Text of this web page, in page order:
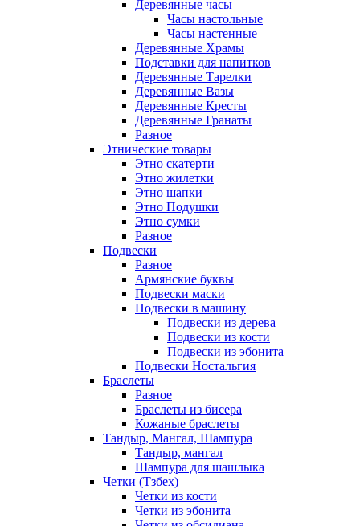
Деревянные часы
Часы настольные
Часы настенные
Деревянные Храмы
Подставки для напитков
Деревянные Тарелки
Деревянные Вазы
Деревянные Кресты
Деревянные Гранаты
Разное
Этнические товары
Этно скатерти
Этно жилетки
Этно шапки
Этно Подушки
Этно сумки
Разное
Подвески
Разное
Армянские буквы
Подвески маски
Подвески в машину
Подвески из дерева
Подвески из кости
Подвески из эбонита
Подвески Ностальгия
Браслеты
Разное
Браслеты из бисера
Кожаные браслеты
Тандыр, Мангал, Шампура
Тандыр, мангал
Шампура для шашлыка
Четки (Тзбех)
Четки из кости
Четки из эбонита